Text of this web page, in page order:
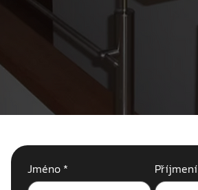
Jméno * Příjmení